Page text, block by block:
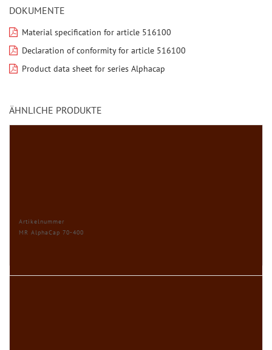
DOKUMENTE
Material specification for article 516100
Declaration of conformity for article 516100
Product data sheet for series Alphacap
ÄHNLICHE PRODUKTE
Artikelnummer
MR AlphaCap 70-400